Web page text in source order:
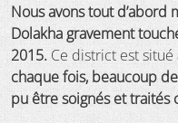
Nous avons tout
Dolakha gravement
2015.Ce district est situé
chaque fois, beaucoup
pu être soignés et traités